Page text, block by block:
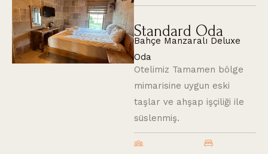
Standard Oda
Bahçe Manzaralı Deluxe
Oda
Otelimiz Tamamen bölge
mimarisine uygun eski
taşlar ve ahşap işçiliği ile
süslenmiş.